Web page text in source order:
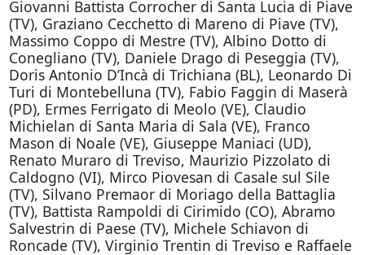
Giovanni Battista Corrocher di Santa Lucia di Piave
(TV), Graziano Cecchetto di Mareno di Piave (TV),
Massimo Coppo di Mestre (TV), Albino Dotto di
Conegliano (TV), Daniele Drago di Peseggia (TV),
Doris Antonio D’Incà di Trichiana (BL), Leonardo Di
Turi di Montebelluna (TV), Fabio Faggin di Maserà
(PD), Ermes Ferrigato di Meolo (VE), Claudio
Michielan di Santa Maria di Sala (VE), Franco
Mason di Noale (VE), Giuseppe Maniaci (UD),
Renato Muraro di Treviso, Maurizio Pizzolato di
Caldogno (VI), Mirco Piovesan di Casale sul Sile
(TV), Silvano Premaor di Moriago della Battaglia
(TV), Battista Rampoldi di Cirimido (CO), Abramo
Salvestrin di Paese (TV), Michele Schiavon di
Roncade (TV), Virginio Trentin di Treviso e Raffaele